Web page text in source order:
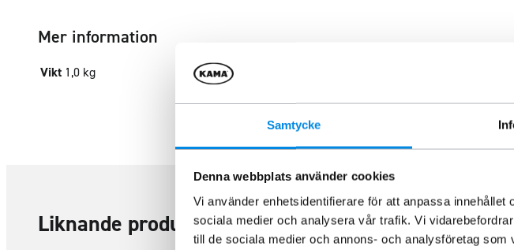
Samtycke
Denna webbplats använder cookies
Vi använder enhetsidentifierare för att anpassa
sociala medier och analysera vår trafik. Vi
till de sociala medier och annons- och analysföretag
Mer information
Vikt 1,0 kg
Liknande produkter